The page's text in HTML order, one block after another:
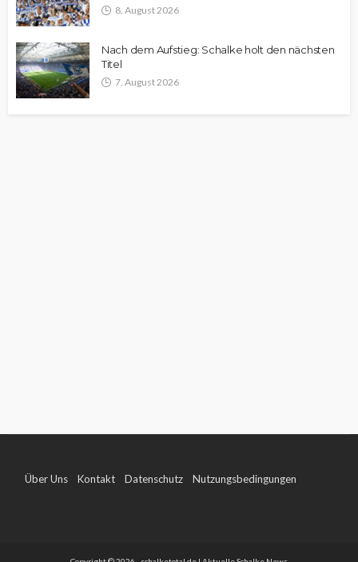
8. August 2026
Nach dem Aufstieg: Schalke holt den nächsten
Titel
7. August 2026
Über Uns Kontakt Datenschutz Nutzungsbedingungen